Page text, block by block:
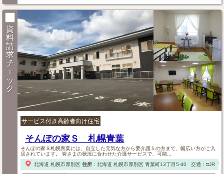
資
料
請
求
チ
ェ
ッ
ク
サービス付き高齢者向け住宅
そんぽの家Ｓ 札幌青葉
そんぽの家Ｓ札幌青葉には、自立した元気な方から要介護５の方まで、幅広い方がご入
居されています。 皆さまの状況に合わせた介護サービスで、可能...
北海道 札幌市厚別区 住所： 北海道 札幌市厚別区青葉町13丁目5-40 交通：□JR「